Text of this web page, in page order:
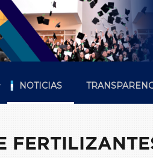
NOTICIAS